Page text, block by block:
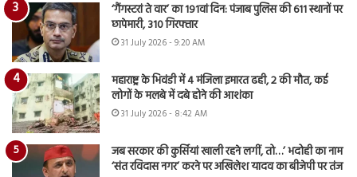
‘गैंगस्टरां ते वार’ का 191वां दिन: पंजाब पुलिस की 611 स्थानों पर
छापेमारी, 310 गिरफ्तार
31 July 2026 - 9:20 AM
महाराष्ट्र के भिवंडी में 4 मंजिला इमारत ढही, 2 की मौत, कई
लोगों के मलबे में दबे होने की आशंका
31 July 2026 - 8:42 AM
जब सरकार की कुर्सियां खाली रहने लगीं, तो…’ भदोही का नाम
‘संत रविदास नगर’ करने पर अखिलेश यादव का बीजेपी पर तंज